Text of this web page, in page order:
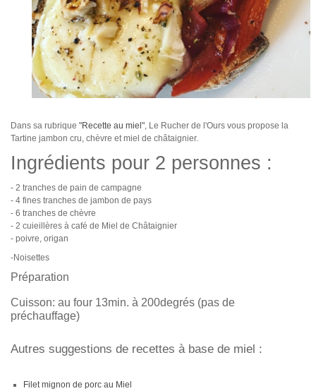
Dans sa rubrique "Recette au miel", Le Rucher de l'Ours vous propose la
Tartine jambon cru, chèvre et miel de châtaignier.
Ingrédients pour 2 personnes :
- 2 tranches de pain de campagne
- 4 fines tranches de jambon de pays
- 6 tranches de chèvre
- 2 cuieillères à café de Miel de Châtaignier
- poivre, origan
-Noisettes
Préparation
Cuisson: au four 13min. à 200degrés (pas de
préchauffage)
Autres suggestions de recettes à base de miel :
Filet mignon de porc au Miel